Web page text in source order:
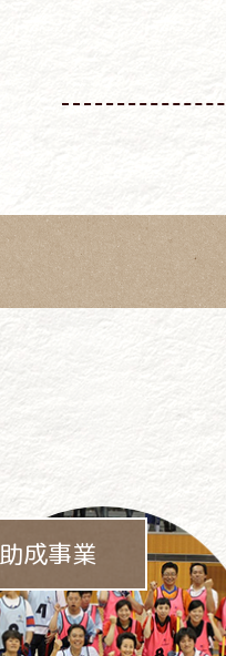
助成事業